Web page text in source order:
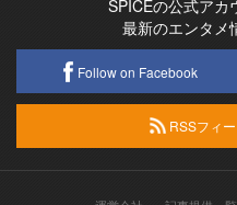
SPICEの公式アカ
最新のエンタメ
Follow on Facebook
RSSフィー